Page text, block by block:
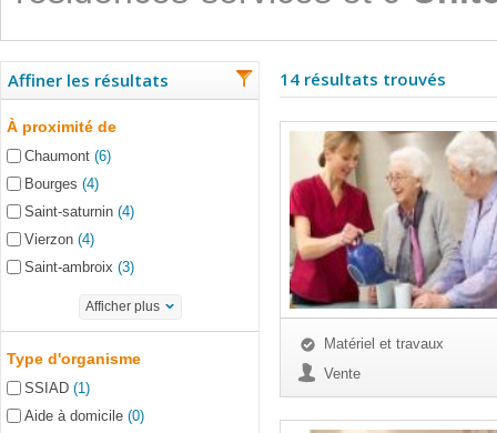
Affiner les résultats
À proximité de
Chaumont (6)
Bourges (4)
Saint-saturnin (4)
Vierzon (4)
Saint-ambroix (3)
Afficher plus
Type d'organisme
SSIAD (1)
Aide à domicile (0)
14 résultats trouvés
Matériel et travaux
Vente